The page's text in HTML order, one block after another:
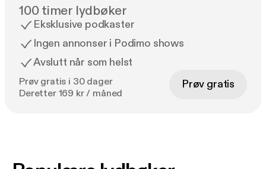
100 timer lydbøker
Eksklusive podkaster
Ingen annonser i Podimo shows
Avslutt når som helst
Prøv gratis i 30 dager
Deretter 169 kr / måned
Prøv gratis